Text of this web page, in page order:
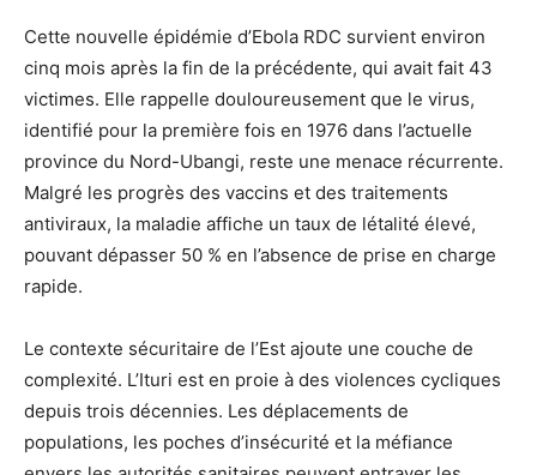
Cette nouvelle épidémie d’Ebola RDC survient environ
cinq mois après la fin de la précédente, qui avait fait 43
victimes. Elle rappelle douloureusement que le virus,
identifié pour la première fois en 1976 dans l’actuelle
province du Nord-Ubangi, reste une menace récurrente.
Malgré les progrès des vaccins et des traitements
antiviraux, la maladie affiche un taux de létalité élevé,
pouvant dépasser 50 % en l’absence de prise en charge
rapide.
Le contexte sécuritaire de l’Est ajoute une couche de
complexité. L’Ituri est en proie à des violences cycliques
depuis trois décennies. Les déplacements de
populations, les poches d’insécurité et la méfiance